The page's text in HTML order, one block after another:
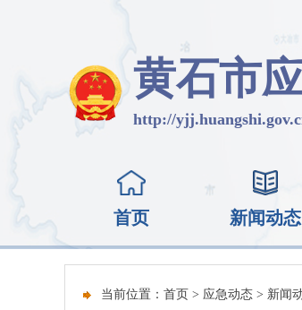
黄石市
http://
首页 新闻动态
当前位置： 首页 > 应急动态 > 新闻